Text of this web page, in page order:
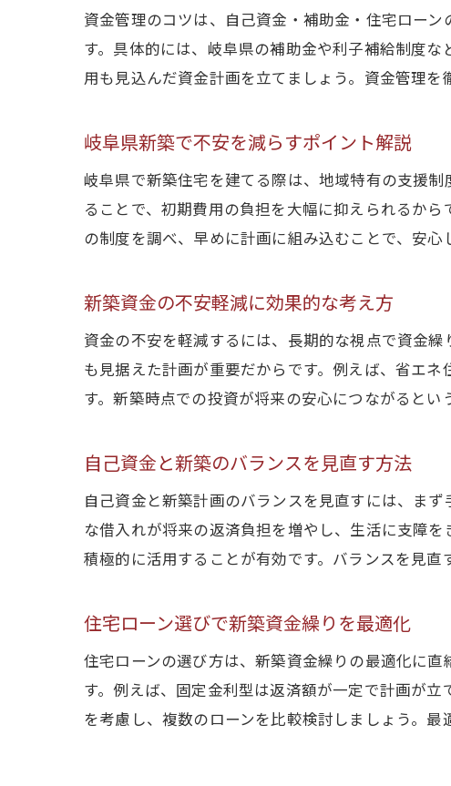
資金管理のコツは、自己資金・補助金・住宅ロー
す。具体的には、岐阜県の補助金や利子補給制度
用も見込んだ資金計画を立てましょう。資金管理
岐阜県新築で不安を減らすポイント解説
岐阜県で新築住宅を建てる際は、地域特有の支援
ることで、初期費用の負担を大幅に抑えられるか
の制度を調べ、早めに計画に組み込むことで、安心
新築資金の不安軽減に効果的な考え方
資金の不安を軽減するには、長期的な視点で資金
も見据えた計画が重要だからです。例えば、省エ
す。新築時点での投資が将来の安心につながるとい
自己資金と新築のバランスを見直す方法
自己資金と新築計画のバランスを見直すには、ま
な借入れが将来の返済負担を増やし、生活に支障
積極的に活用することが有効です。バランスを見直
住宅ローン選びで新築資金繰りを最適化
住宅ローンの選び方は、新築資金繰りの最適化に
す。例えば、固定金利型は返済額が一定で計画が
を考慮し、複数のローンを比較検討しましょう。